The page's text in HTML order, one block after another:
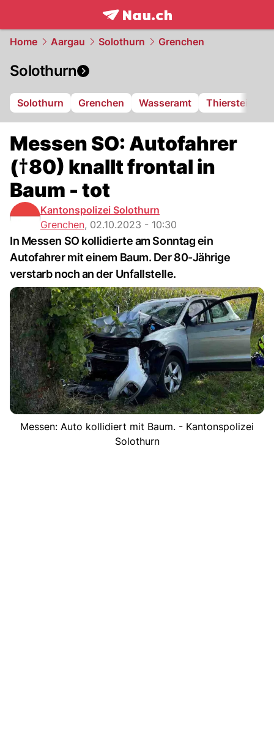
frontpage.NAU.ch
Home Aargau Solothurn Grenchen
Solothurn
Solothurn Grenchen Wasseramt Thierstein
Messen SO: Autofahrer
(†80) knallt frontal in
Baum - tot
Kantonspolizei Solothurn
Grenchen, 02.10.2023 - 10:30
In Messen SO kollidierte am Sonntag ein
Autofahrer mit einem Baum. Der 80-Jährige
verstarb noch an der Unfallstelle.
Messen: Auto kollidiert mit Baum. - Kantonspolizei
Solothurn